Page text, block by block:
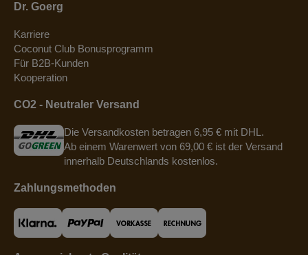
Dr. Goerg
Karriere
Coconut Club Bonusprogramm
Für B2B-Kunden
Kooperation
CO2 - Neutraler Versand
Die Versandkosten betragen 6,95 € mit DHL.
Ab einem Warenwert von 69,00 € ist der Versand
innerhalb Deutschlands kostenlos.
Zahlungsmethoden